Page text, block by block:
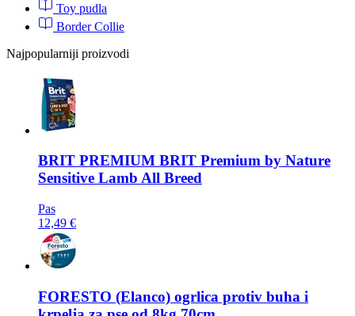
Toy pudla
Border Collie
Najpopularniji proizvodi
BRIT PREMIUM BRIT Premium by Nature
Sensitive Lamb All Breed
Pas
12,49 €
FORESTO (Elanco) ogrlica protiv buha i